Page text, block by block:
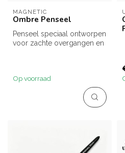
MAGNETIC
Ombre Penseel
Penseel speciaal ontworpen
voor zachte overgangen en
Op voorraad